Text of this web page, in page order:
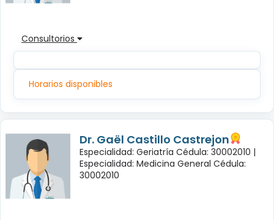
Consultorios
Horarios disponibles
Dr. Gaël Castillo Castrejon
Especialidad: Geriatría Cédula: 30002010 |
Especialidad: Medicina General Cédula:
30002010